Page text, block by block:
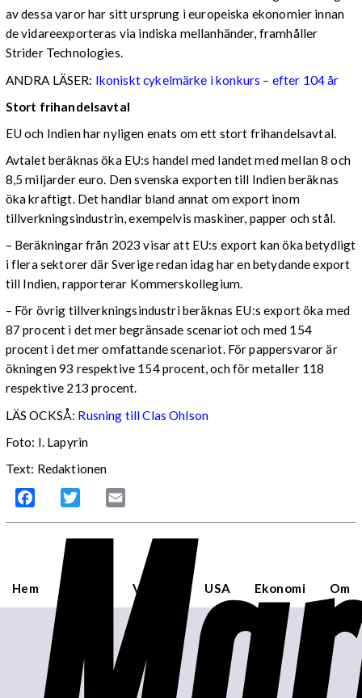
av dessa varor har sitt ursprung i europeiska ekonomier innan
de vidareexporteras via indiska mellanhänder, framhåller
Strider Technologies.
ANDRA LÄSER: Ikoniskt cykelmärke i konkurs – efter 104 år
Stort frihandelsavtal
EU och Indien har nyligen enats om ett stort frihandelsavtal.
Avtalet beräknas öka EU:s handel med landet med mellan 8 och
8,5 miljarder euro. Den svenska exporten till Indien beräknas
öka kraftigt. Det handlar bland annat om export inom
tillverkningsindustrin, exempelvis maskiner, papper och stål.
– Beräkningar från 2023 visar att EU:s export kan öka betydligt
i flera sektorer där Sverige redan idag har en betydande export
till Indien, rapporterar Kommerskollegium.
– För övrig tillverkningsindustri beräknas EU:s export öka med
87 procent i det mer begränsade scenariot och med 154
procent i det mer omfattande scenariot. För pappersvaror är
ökningen 93 respektive 154 procent, och för metaller 118
respektive 213 procent.
LÄS OCKSÅ: Rusning till Clas Ohlson
Foto: I. Lapyrin
Text: Redaktionen
Facebook Twitter
Hem Världen USA Ekonomi Om